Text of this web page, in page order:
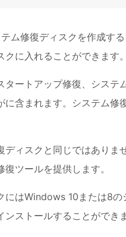
ム修復ディスクを作成す
に入れることができます。
タートアップ修復、システ
に含まれます。システム
ディスクと同じではあり
ツールを提供します。
にはWindows 10または8
ストールすることができま